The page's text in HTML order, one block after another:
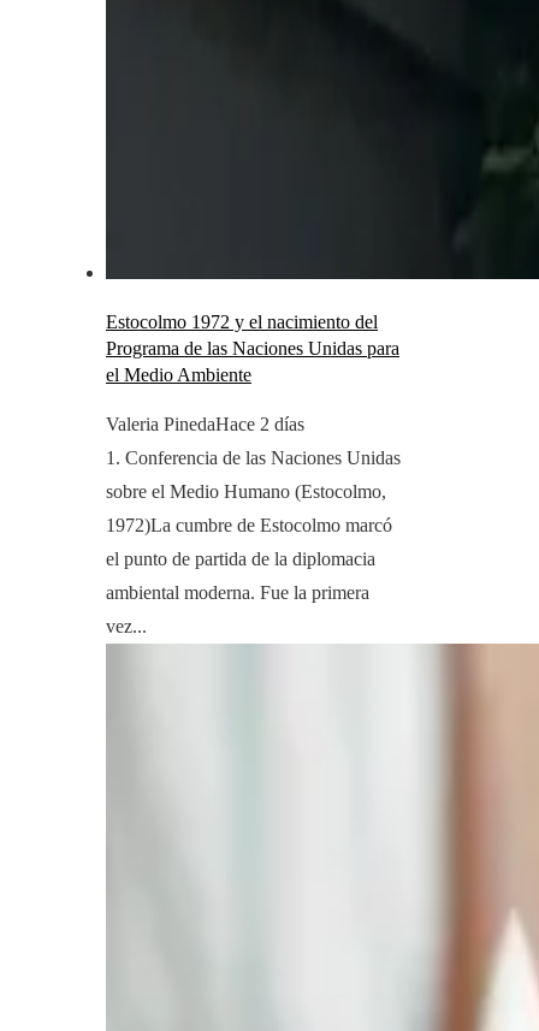
Estocolmo 1972 y el nacimiento del
Programa de las Naciones Unidas para
el Medio Ambiente
Valeria PinedaHace 2 días
1. Conferencia de las Naciones Unidas
sobre el Medio Humano (Estocolmo,
1972)La cumbre de Estocolmo marcó
el punto de partida de la diplomacia
ambiental moderna. Fue la primera
vez...